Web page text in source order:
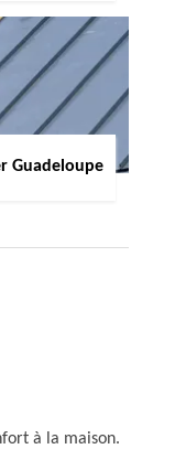
Guadeloupe
à la maison.